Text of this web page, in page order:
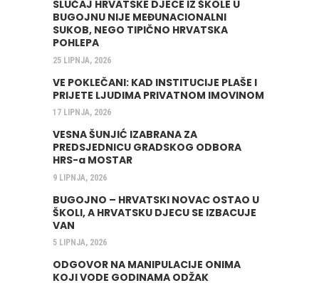
SLUČAJ HRVATSKE DJECE IZ ŠKOLE U
BUGOJNU NIJE MEĐUNACIONALNI
SUKOB, NEGO TIPIČNO HRVATSKA
POHLEPA
25 LIPNJA, 2026
VE POKLEČANI: KAD INSTITUCIJE PLAŠE I
PRIJETE LJUDIMA PRIVATNOM IMOVINOM
17 LIPNJA, 2026
VESNA ŠUNJIĆ IZABRANA ZA
PREDSJEDNICU GRADSKOG ODBORA
HRS-a MOSTAR
9 LIPNJA, 2026
BUGOJNO – HRVATSKI NOVAC OSTAO U
ŠKOLI, A HRVATSKU DJECU SE IZBACUJE
VAN
5 LIPNJA, 2026
ODGOVOR NA MANIPULACIJE ONIMA
KOJI VODE GODINAMA ODŽAK